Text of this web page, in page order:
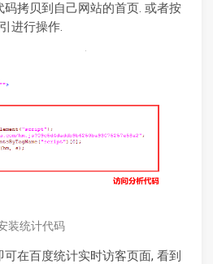
拷贝到自己网站的首页. 或者按
进行操作.
装统计代码
在百度统计实时访客页面, 看到